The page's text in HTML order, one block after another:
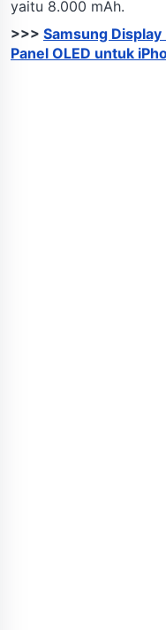
yaitu 8.000 mAh.
>>> Samsung
Panel OLED untuk